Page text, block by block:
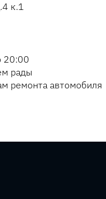
к.1
20:00
рады
ремонта автомобиля